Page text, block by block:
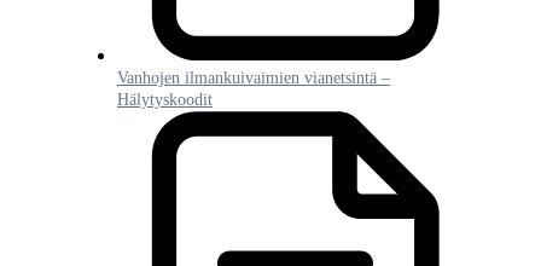
Vanhojen ilmankuivaimien vianetsintä –
Hälytyskoodit